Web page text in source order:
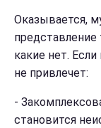
Оказывается,
какие нет.
не привлечет:
-
становится